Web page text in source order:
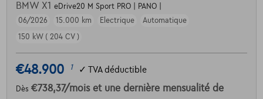
BMW X1 eDrive20 M Sport PRO | PANO |
06/2026
15.000 km Electrique
Automatique
150 kW ( 204 CV )
€48.900 1 ✓ TVA déductible
Dès €738,37/mois et une dernière mensualité de